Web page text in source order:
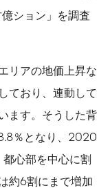
ション」を調査
リアの地価上昇な
ており、連動して
ます。そうした背
％となり、2020
心部を中心に割
約6割にまで増加